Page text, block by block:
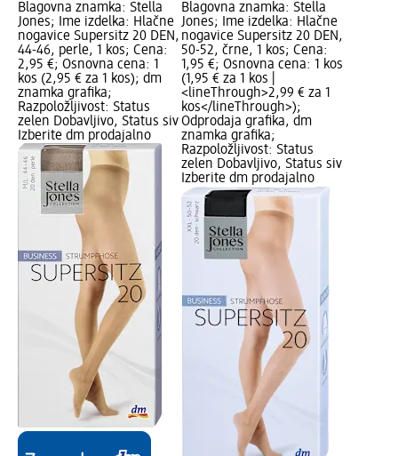
Blagovna znamka: Stella
Jones; Ime izdelka: Hlačne
nogavice Supersitz 20 DEN,
44-46, perle, 1 kos; Cena:
2,95 €; Osnovna cena: 1
kos (2,95 € za 1 kos); dm
znamka grafika;
Razpoložljivost: Status
zelen Dobavljivo, Status siv
Izberite dm prodajalno
Blagovna znamka: Stella
Jones; Ime izdelka: Hlačne
nogavice Supersitz 20 DEN,
50-52, črne, 1 kos; Cena:
1,95 €; Osnovna cena: 1 kos
(1,95 € za 1 kos |
<lineThrough>2,99 € za 1
kos</lineThrough>);
Odprodaja grafika, dm
znamka grafika;
Razpoložljivost: Status
zelen Dobavljivo, Status siv
Izberite dm prodajalno